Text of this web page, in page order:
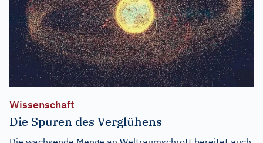
Wissenschaft
Die Spuren des Verglühens